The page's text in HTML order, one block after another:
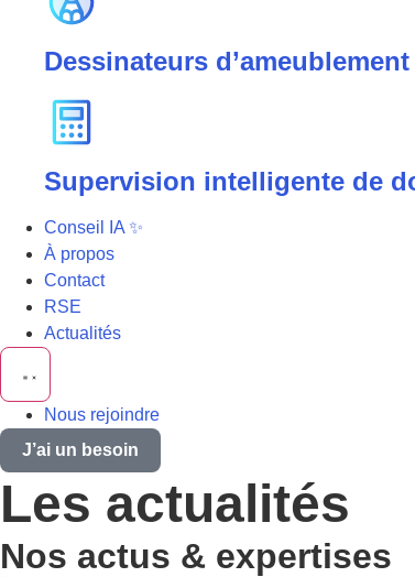
Dessinateurs d’ameublement
Supervision intelligente de
Conseil IA ✨
À propos
Contact
RSE
Actualités
Nous rejoindre
J’ai un besoin
Les actualités
Nos actus & expertises